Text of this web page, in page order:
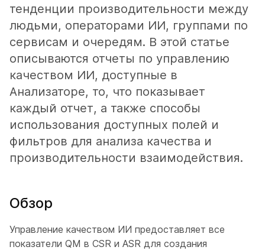
тенденции производительности между
людьми, операторами ИИ, группами по
сервисам и очередям. В этой статье
описываются отчеты по управлению
качеством ИИ, доступные в
Анализаторе, то, что показывает
каждый отчет, а также способы
использования доступных полей и
фильтров для анализа качества и
производительности взаимодействия.
Обзор
Управление качеством ИИ предоставляет все
показатели QM в CSR и ASR для создания